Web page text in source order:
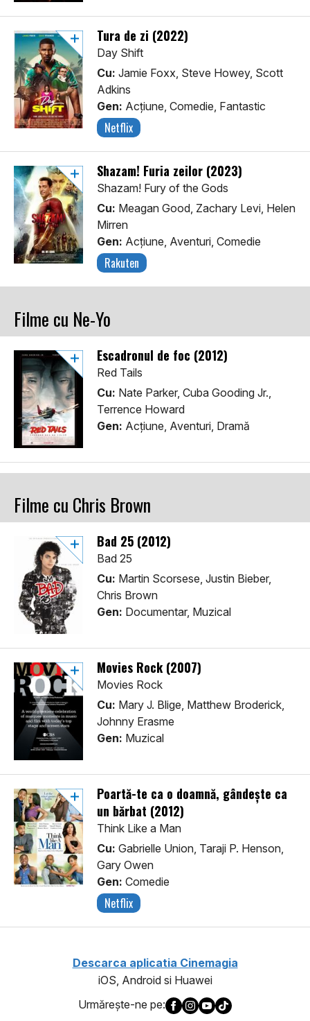
Tura de zi (2022)
Day Shift
Cu: Jamie Foxx, Steve Howey, Scott
Adkins
Gen: Acţiune, Comedie, Fantastic
Netflix
Shazam! Furia zeilor (2023)
Shazam! Fury of the Gods
Cu: Meagan Good, Zachary Levi, Helen
Mirren
Gen: Acţiune, Aventuri, Comedie
Rakuten
Filme cu Ne-Yo
Escadronul de foc (2012)
Red Tails
Cu: Nate Parker, Cuba Gooding Jr.,
Terrence Howard
Gen: Acţiune, Aventuri, Dramă
Filme cu Chris Brown
Bad 25 (2012)
Bad 25
Cu: Martin Scorsese, Justin Bieber,
Chris Brown
Gen: Documentar, Muzical
Movies Rock (2007)
Movies Rock
Cu: Mary J. Blige, Matthew Broderick,
Johnny Erasme
Gen: Muzical
Poartă-te ca o doamnă, gândește ca
un bărbat (2012)
Think Like a Man
Cu: Gabrielle Union, Taraji P. Henson,
Gary Owen
Gen: Comedie
Netflix
Descarca aplicatia Cinemagia
iOS, Android si Huawei
Urmăreşte-ne pe: